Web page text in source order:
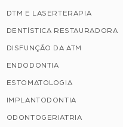
DTM E LASERTERAPIA
DENTÍSTICA RESTAURADORA
DISFUNÇÃO DA ATM
ENDODONTIA
ESTOMATOLOGIA
IMPLANTODONTIA
ODONTOGERIATRIA